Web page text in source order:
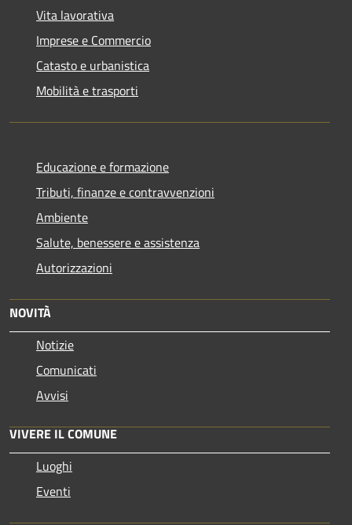
Vita lavorativa
Imprese e Commercio
Catasto e urbanistica
Mobilità e trasporti
Educazione e formazione
Tributi, finanze e contravvenzioni
Ambiente
Salute, benessere e assistenza
Autorizzazioni
NOVITÀ
Notizie
Comunicati
Avvisi
VIVERE IL COMUNE
Luoghi
Eventi